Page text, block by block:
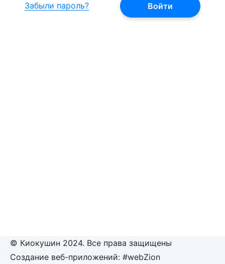
Забыли пароль?
© Киокушин 2024. Все права защищены
Создание веб-приложений: #webZion